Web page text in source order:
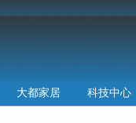
大都家居 科技中心